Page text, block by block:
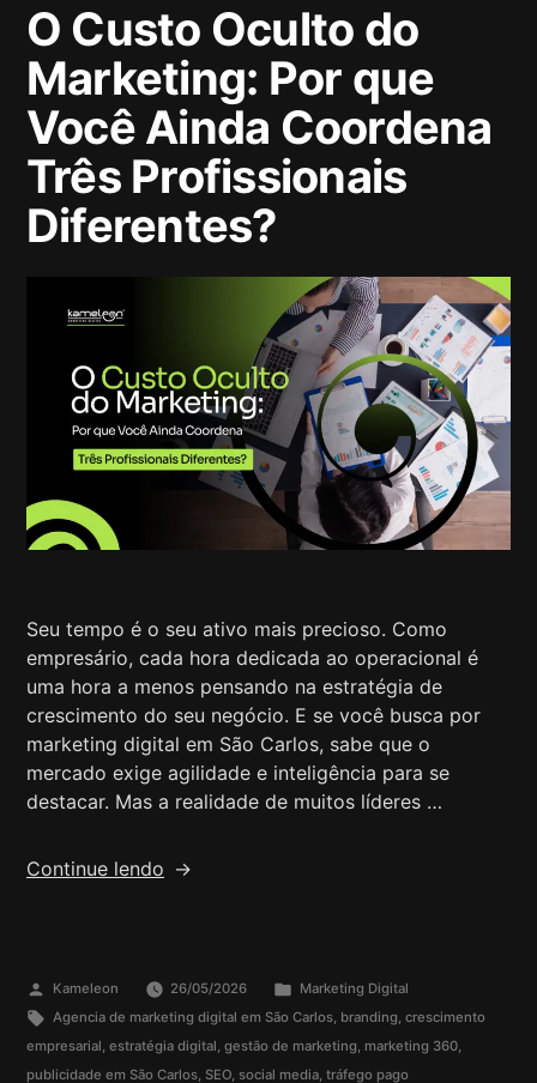
O Custo Oculto do
Marketing: Por que
Você Ainda Coordena
Três Profissionais
Diferentes?
Seu tempo é o seu ativo mais precioso. Como
empresário, cada hora dedicada ao operacional é
uma hora a menos pensando na estratégia de
crescimento do seu negócio. E se você busca por
marketing digital em São Carlos, sabe que o
mercado exige agilidade e inteligência para se
destacar. Mas a realidade de muitos líderes …
Continue lendo
Kameleon 26/05/2026
Marketing Digital
Agencia de marketing digital em São Carlos, branding crescimento
empresarial estratégia digital gestão de marketing marketing 360
publicidade em São Carlos SEO social media tráfego pago